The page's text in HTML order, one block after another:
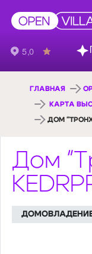
ГЛАВНАЯ
КАРТА
ДОМ
Дом